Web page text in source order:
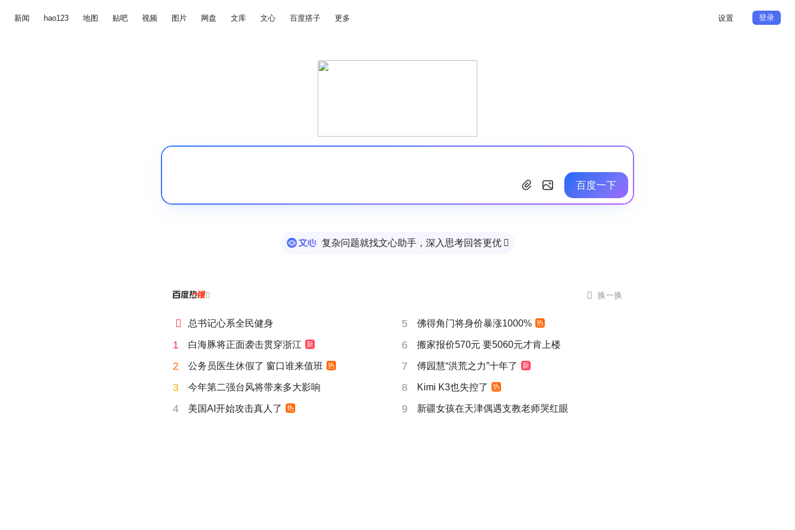
新闻 hao123 地图 贴吧 视频 图片 网盘 文库 文心 百度搭子 更多 设置 登录
百度一下
复杂问题就找文心助手，深入思考回答更优 
  换一换
 总书记心系全民健身 5 佛得角门将身价暴涨1000% 热
1 白海豚将正面袭击贯穿浙江 新 6 搬家报价570元 要5060元才肯上楼
2 公务员医生休假了 窗口谁来值班 热 7 傅园慧“洪荒之力”十年了 新
3 今年第二强台风将带来多大影响 8 Kimi K3也失控了 热
4 美国AI开始攻击真人了 热 9 新疆女孩在天津偶遇支教老师哭红眼